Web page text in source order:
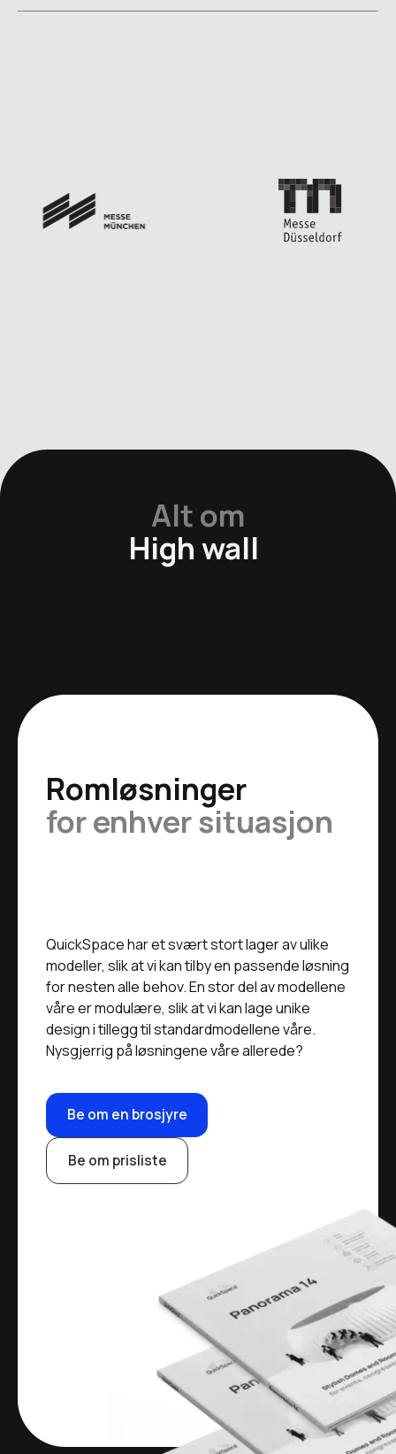
Alt om
High wall
Romløsninger
for enhver situasjon
QuickSpace har et svært stort lager av ulike
modeller, slik at vi kan tilby en passende løsning
for nesten alle behov. En stor del av modellene
våre er modulære, slik at vi kan lage unike
design i tillegg til standardmodellene våre. ‍
Nysgjerrig på løsningene våre allerede?
Be om en brosjyre
Be om prisliste